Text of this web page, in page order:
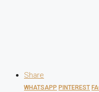
Share
WHATSAPP PINTEREST